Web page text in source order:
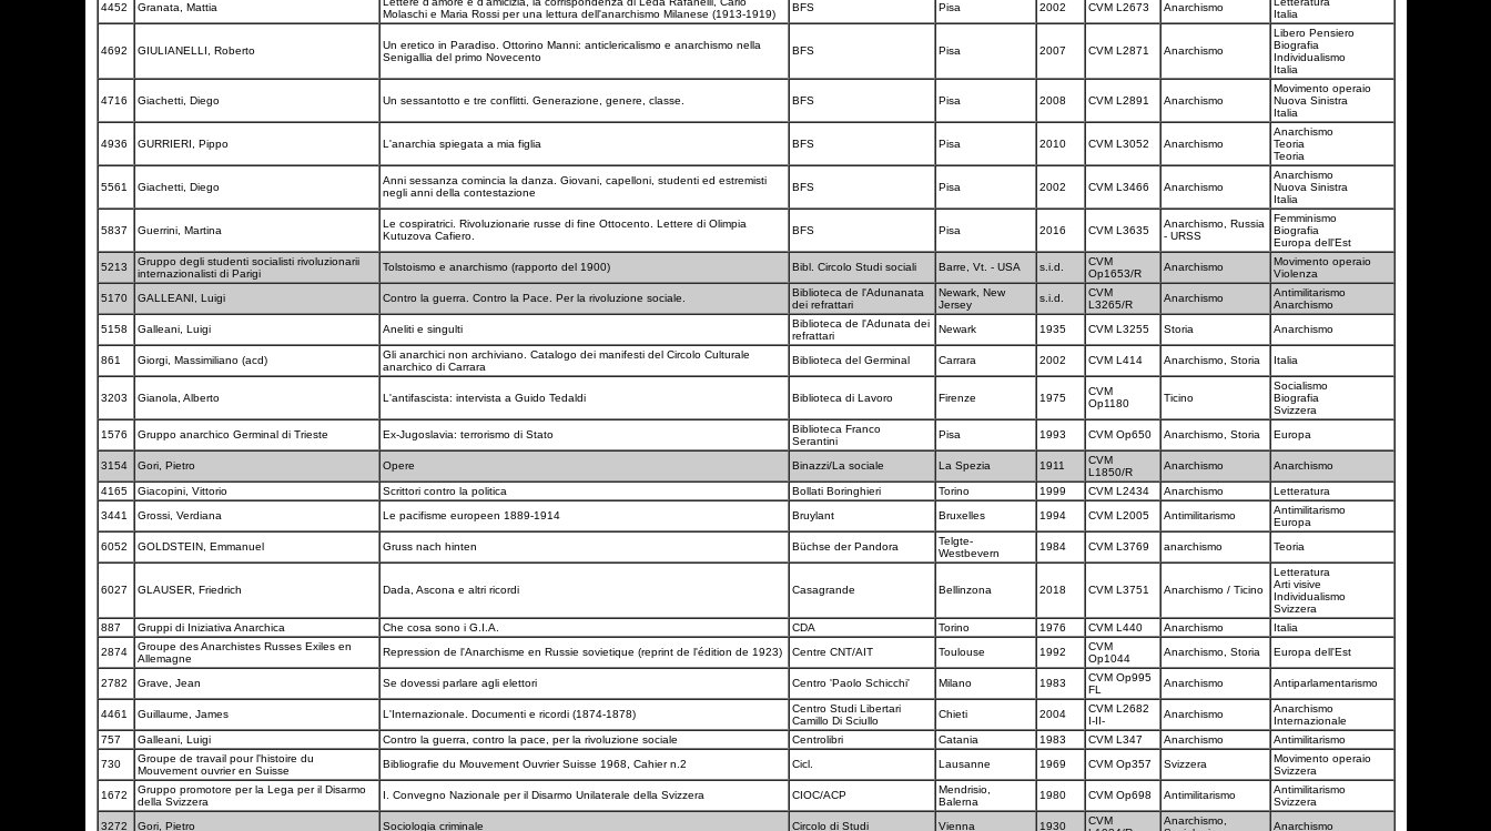
4452
Granata, Mattia
Molaschi e Maria Rossi per una lettura dell'anarchismo Milanese (1913-1919)
BFS Pisa 2002 CVM L2673 Anarchismo
Italia
4692 GIULIANELLI, Roberto
Un eretico in Paradiso. Ottorino Manni: anticlericalismo e anarchismo nella
Senigallia del primo Novecento
BFS Pisa 2007 CVM L2871 Anarchismo
Libero Pensiero
Biografia
Individualismo
Italia
4716 Giachetti, Diego Un sessantotto e tre conflitti. Generazione, genere, classe. BFS Pisa 2008 CVM L2891 Anarchismo
Movimento operaio
Nuova Sinistra
Italia
4936 GURRIERI, Pippo L'anarchia spiegata a mia figlia BFS Pisa 2010 CVM L3052 Anarchismo
Anarchismo
Teoria
Teoria
5561 Giachetti, Diego
Anni sessanza comincia la danza. Giovani, capelloni, studenti ed estremisti
negli anni della contestazione
BFS Pisa 2002 CVM L3466 Anarchismo
Anarchismo
Nuova Sinistra
Italia
5837 Guerrini, Martina
Le cospiratrici. Rivoluzionarie russe di fine Ottocento. Lettere di Olimpia
Kutuzova Cafiero.
BFS Pisa 2016 CVM L3635
Anarchismo, Russia
- URSS
Femminismo
Biografia
Europa dell'Est
5213
Gruppo degli studenti socialisti rivoluzionarii
internazionalisti di Parigi
Tolstoismo e anarchismo (rapporto del 1900) Bibl. Circolo Studi sociali Barre, Vt. - USA s.i.d.
CVM
Op1653/R
Anarchismo
Movimento operaio
Violenza
5170
GALLEANI, Luigi Contro la guerra. Contro la Pace. Per la rivoluzione sociale.
Biblioteca de l'Adunanata
dei refrattari
Newark, New
Jersey
s.i.d.
CVM
L3265/R
Anarchismo
Antimilitarismo
Anarchismo
5158
Galleani, Luigi Aneliti e singulti
Biblioteca de l'Adunata dei
refrattari
Newark 1935 CVM L3255 Storia Anarchismo
861 Giorgi, Massimiliano (acd)
Gli anarchici non archiviano. Catalogo dei manifesti del Circolo Culturale
anarchico di Carrara
Biblioteca del Germinal Carrara 2002 CVM L414 Anarchismo, Storia Italia
3203 Gianola, Alberto L'antifascista: intervista a Guido Tedaldi Biblioteca di Lavoro Firenze 1975
CVM
Op1180
Ticino
Socialismo
Biografia
Svizzera
1576
Gruppo anarchico Germinal di Trieste Ex-Jugoslavia: terrorismo di Stato
Biblioteca Franco
Serantini
Pisa 1993 CVM Op650 Anarchismo, Storia Europa
3154 Gori, Pietro Opere Binazzi/La sociale La Spezia 1911
CVM
L1850/R
Anarchismo Anarchismo
4165 Giacopini, Vittorio Scrittori contro la politica Bollati Boringhieri Torino 1999 CVM L2434 Anarchismo
Letteratura
3441
Grossi, Verdiana Le pacifisme europeen 1889-1914 Bruylant Bruxelles 1994 CVM L2005 Antimilitarismo
Antimilitarismo
Europa
6052
GOLDSTEIN, Emmanuel Gruss nach hinten Büchse der Pandora
Telgte-
Westbevern
1984 CVM L3769 anarchismo Teoria
6027 GLAUSER, Friedrich Dada, Ascona e altri ricordi Casagrande Bellinzona 2018 CVM L3751 Anarchismo / Ticino
Letteratura
Arti visive
Individualismo
Svizzera
887
Gruppi di Iniziativa Anarchica Che cosa sono i G.I.A. CDA Torino 1976 CVM L440 Anarchismo
Italia
2874
Groupe des Anarchistes Russes Exiles en
Allemagne
Repression de l'Anarchisme en Russie sovietique (reprint de l'édition de 1923) Centre CNT/AIT Toulouse 1992
CVM
Op1044
Anarchismo, Storia Europa dell'Est
2782 Grave, Jean Se dovessi parlare agli elettori Centro 'Paolo Schicchi' Milano 1983
CVM Op995
FL
Anarchismo Antiparlamentarismo
4461 Guillaume, James L'Internazionale. Documenti e ricordi (1874-1878)
Centro Studi Libertari
Camillo Di Sciullo
Chieti 2004
CVM L2682
I-II-
Anarchismo
Anarchismo
Internazionale
757
Galleani, Luigi Contro la guerra, contro la pace, per la rivoluzione sociale Centrolibri Catania 1983 CVM L347 Anarchismo
Antimilitarismo
730
Groupe de travail pour l'histoire du
Mouvement ouvrier en Suisse
Bibliografie du Mouvement Ouvrier Suisse 1968, Cahier n.2 Cicl. Lausanne 1969 CVM Op357 Svizzera
Movimento operaio
Svizzera
1672
Gruppo promotore per la Lega per il Disarmo
della Svizzera
I. Convegno Nazionale per il Disarmo Unilaterale della Svizzera CIOC/ACP
Mendrisio,
Balerna
1980 CVM Op698 Antimilitarismo
Antimilitarismo
Svizzera
3272
Gori, Pietro Sociologia criminale Circolo di Studi Vienna 1930
CVM
Anarchismo,
Anarchismo